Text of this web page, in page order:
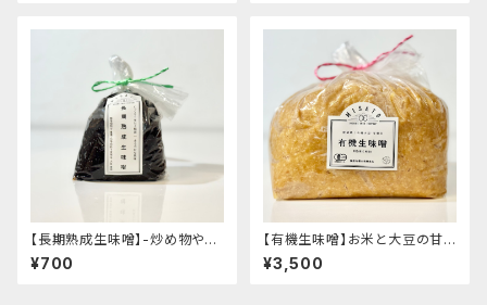
【長期熟成生味噌】-炒め物や合
わせ味噌でお味噌汁へ・くせに
なる酸味とまろやかさ- "袋入り
¥700
【有機生味噌】お米と大豆の甘
味と旨味- "袋入り3kg"│オー
ガニック 味噌 発酵食品 有機 調
¥3,500